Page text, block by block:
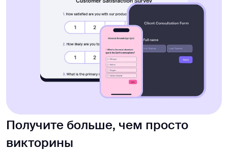
Получите больше, чем просто
викторины